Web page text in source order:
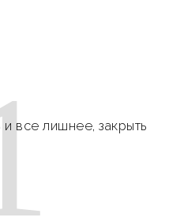
все лишнее, закрыть